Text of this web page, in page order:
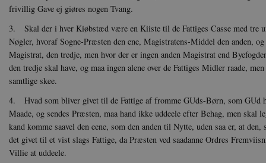
frivillig Gave ej giøres nogen Tvang.
3. Skal der i hver Kiøbstæd være en Kiiste til de Fattiges Casse med tre
Nøgler, hvoraf Sogne-Præsten den ene, Magistratens-Middel den anden,
Magistrat, den tredje, men hvor der er ingen anden Magistrat end
den tredje skal have, og maa ingen alene over de Fattiges Midler raade,
samtlige skee.
4. Hvad som bliver givet til de Fattige af fromme GUds-Børn, som GUd
Maade, og sendes Præsten, maa hand ikke uddeele efter Behag, men skal
kand komme saavel den eene, som den anden til Nytte, uden saa er, at
det givet til et vist slags Fattige, da Præsten ved saadanne Ordres
Villie at uddeele.
be_typo_user
sp_t
sp_landing
JSESSIONID